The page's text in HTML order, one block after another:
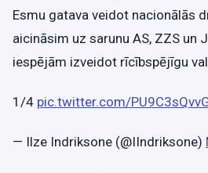
Esmu gatava veidot nacionālās
aicināsim uz sarunu AS, ZZS un
iespējām izveidot rīcībspējīgu
1/4 pic.twitter.com/
— Ilze Indriksone (@IIndriksone)